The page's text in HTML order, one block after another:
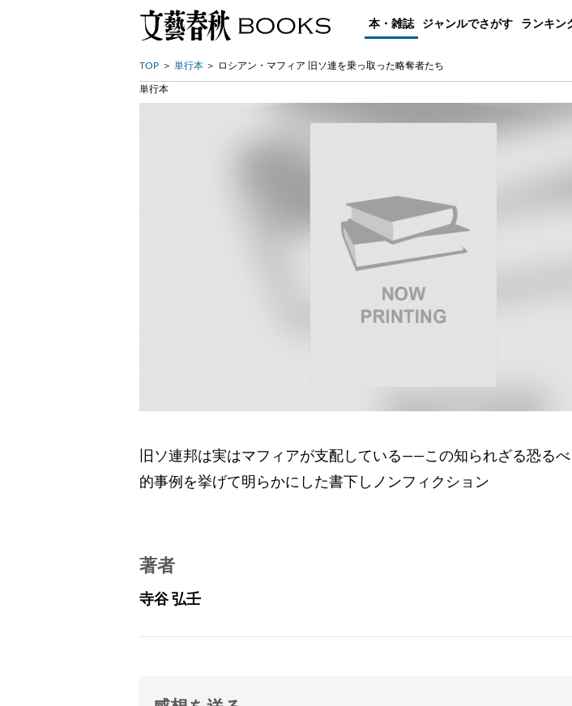
本・雑誌 ジャンルでさがす ランキン
TOP 単行本 ロシアン・マフィア 旧ソ連を乗っ取った略奪者たち
単行本
旧ソ連邦は実はマフィアが支配している――この知られざる恐る
的事例を挙げて明らかにした書下しノンフィクション
著者
寺谷 弘壬